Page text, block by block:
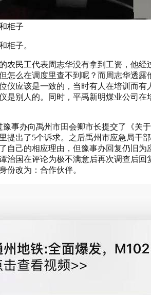
柜子
柜子。
农民工代表周志华没有拿到工资，他
怎么在调度里查不到呢？而周志华透露
仪应该是一致的，当时有人在培训而有
是别人的。同时，平禹新明煤业公司
豫事办向禹州市田会卿市长提交了《关
提出了5个诉求。之后禹州市应急局干
自己的相应理由，但豫事办回复仍旧为
治国在评论为极不满意后再次调查后回
份改为：合作伙伴。